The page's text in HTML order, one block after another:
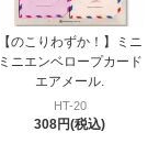
【のこりわずか！】ミニ
ミニエンベロープカード
エアメール.
HT-20
308円(税込)